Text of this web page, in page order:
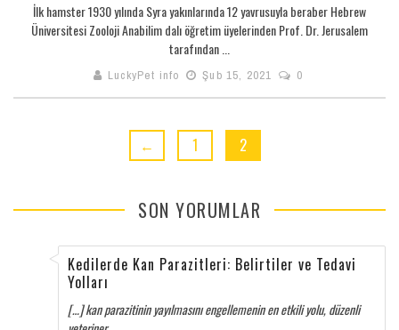
İlk hamster 1930 yılında Syra yakınlarında 12 yavrusuyla beraber Hebrew
Üniversitesi Zooloji Anabilim dalı öğretim üyelerinden Prof. Dr. Jerusalem
tarafından ...
LuckyPet info Şub 15, 2021 0
← 1 2
SON YORUMLAR
Kedilerde Kan Parazitleri: Belirtiler ve Tedavi
Yolları
[…] kan parazitinin yayılmasını engellemenin en etkili yolu, düzenli